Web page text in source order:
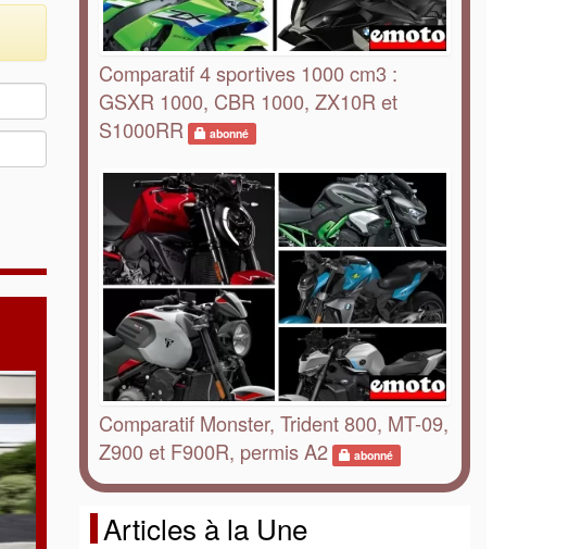
Comparatif 4 sportives 1000 cm3 :
GSXR 1000, CBR 1000, ZX10R et
S1000RR
abonné
Comparatif Monster, Trident 800, MT-09,
Z900 et F900R, permis A2
abonné
Articles à la Une